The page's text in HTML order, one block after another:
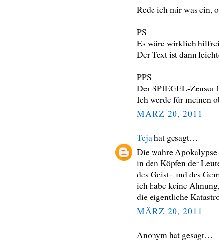
Rede ich mir was ein,
PS
Es wäre wirklich
Der Text ist dann
PPS
Der SPIEGEL-Zensor
Ich werde für meinen
MÄRZ 20, 2011
Tejahat gesagt…
Die wahre Apokalypse
in den Köpfen der
des Geist- und des
ich habe keine
die eigentliche
MÄRZ 20, 2011
Anonym hat gesagt…